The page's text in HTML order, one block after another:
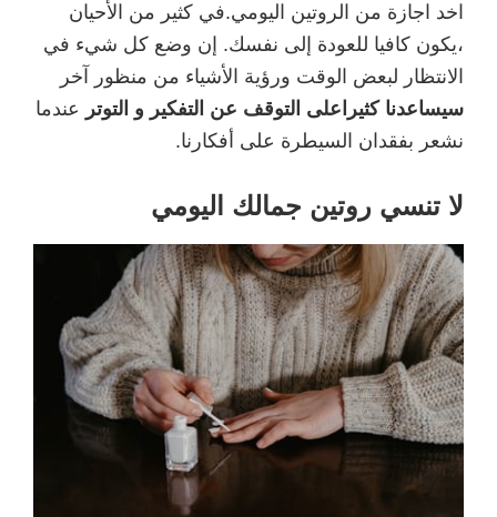
اخد اجازة من الروتين اليومي.في كثير من الأحيان
،يكون كافيا للعودة إلى نفسك. إن وضع كل شيء في
الانتظار لبعض الوقت ورؤية الأشياء من منظور آخر
سيساعدنا كثيراعلى التوقف عن التفكير و التوتر عندما
نشعر بفقدان السيطرة على أفكارنا.
لا تنسي روتين جمالك اليومي